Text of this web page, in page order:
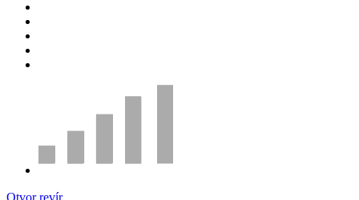
Otvor revír